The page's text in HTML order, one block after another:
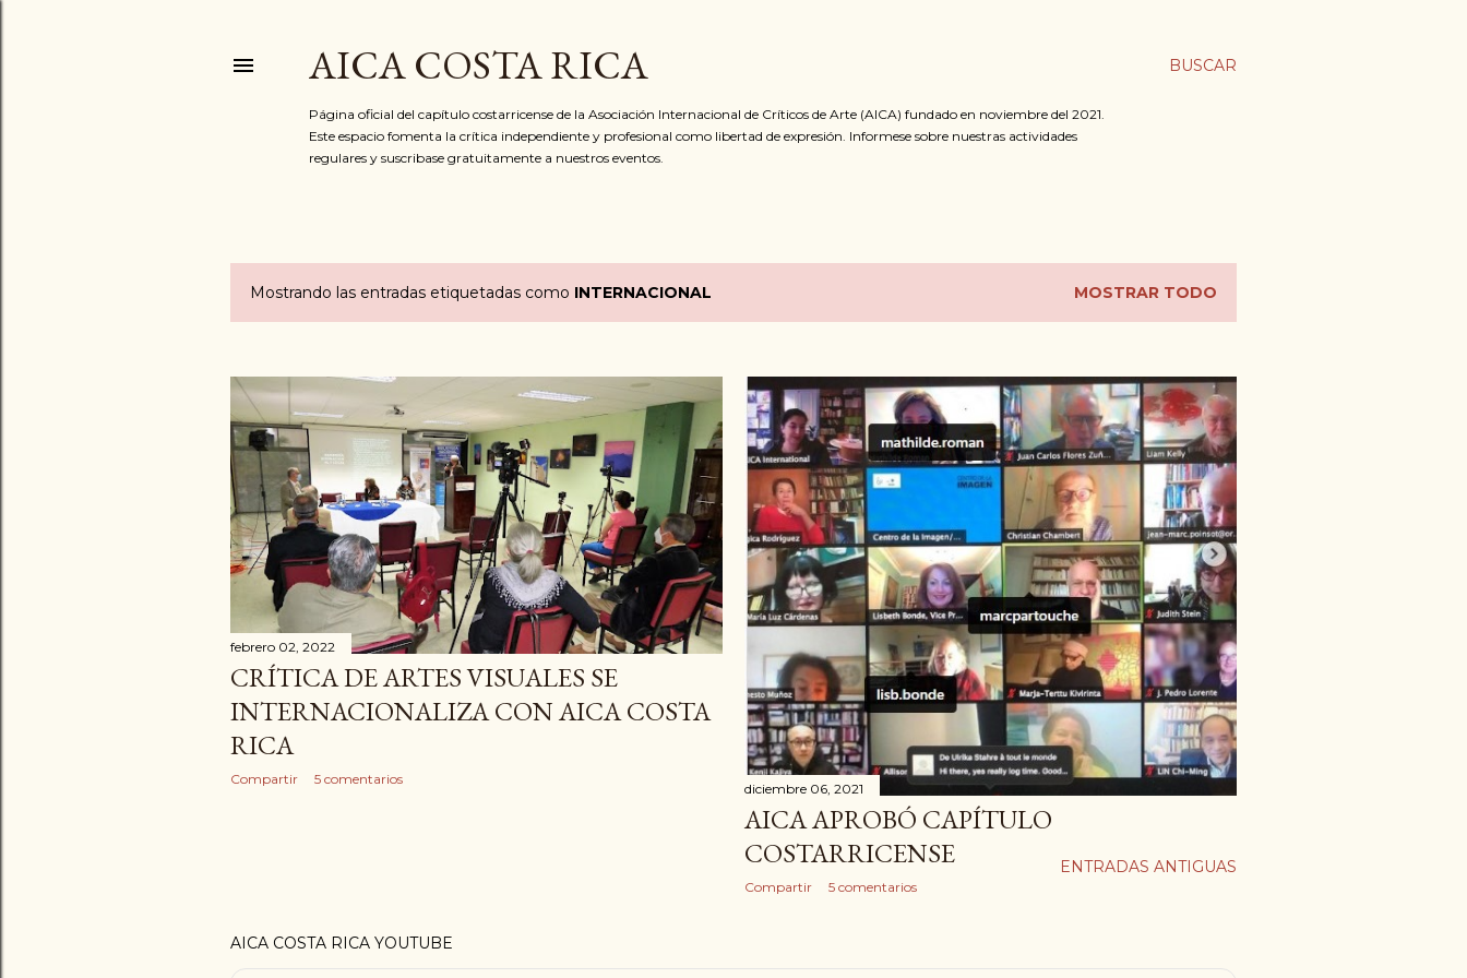
BUSCAR
AICA COSTA RICA
Página oficial del capítulo costarricense de la Asociación Internacional de Críticos de Arte (AICA) fundado en noviembre del 2021.
Este espacio fomenta la crítica independiente y profesional como libertad de expresión. Informese sobre nuestras actividades
regulares y suscribase gratuitamente a nuestros eventos.
E
t
r
a
d
a
s
Mostrando las entradas etiquetadas como INTERNACIONAL MOSTRAR TODO
febrero 02, 2022
CRÍTICA DE ARTES VISUALES SE
INTERNACIONALIZA CON AICA COSTA
RICA
Compartir 5 comentarios
diciembre 06, 2021
AICA APROBÓ CAPÍTULO
COSTARRICENSE
Compartir 5 comentarios
ENTRADAS ANTIGUAS
AICA COSTA RICA YOUTUBE